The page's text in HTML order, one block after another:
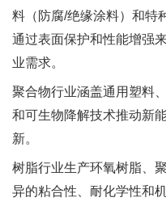
料（防腐/绝缘涂料）和特
通过表面保护和性能增强
业需求。
聚合物行业涵盖通用塑料
和可生物降解技术推动新
新。
树脂行业生产环氧树脂、
异的粘合性、耐化学性和